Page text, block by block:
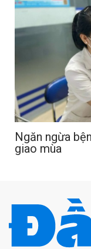
Ngăn ngừa
giao mùa